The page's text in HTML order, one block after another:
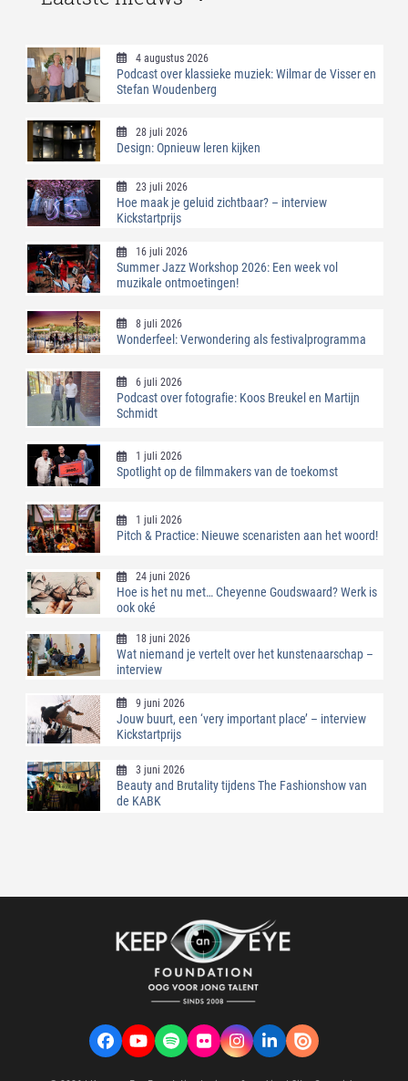
4 augustus 2026
Podcast over klassieke muziek: Wilmar de Visser en
Stefan Woudenberg
28 juli 2026
Design: Opnieuw leren kijken
23 juli 2026
Hoe maak je geluid zichtbaar? – interview
Kickstartprijs
16 juli 2026
Summer Jazz Workshop 2026: Een week vol
muzikale ontmoetingen!
8 juli 2026
Wonderfeel: Verwondering als festivalprogramma
6 juli 2026
Podcast over fotografie: Koos Breukel en Martijn
Schmidt
1 juli 2026
Spotlight op de filmmakers van de toekomst
1 juli 2026
Pitch & Practice: Nieuwe scenaristen aan het woord!
24 juni 2026
Hoe is het nu met… Cheyenne Goudswaard? Werk is
ook oké
18 juni 2026
Wat niemand je vertelt over het kunstenaarschap –
interview
9 juni 2026
Jouw buurt, een ‘very important place’ – interview
Kickstartprijs
3 juni 2026
Beauty and Brutality tijdens The Fashionshow van
de KABK
Facebook
YouTubeSpotifyFlickrInstagram
LinkedIn
VK